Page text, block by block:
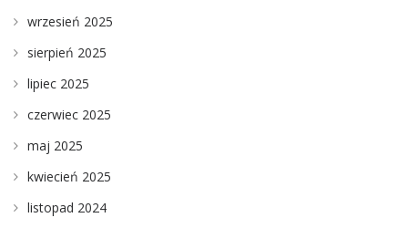
wrzesień 2025
sierpień 2025
lipiec 2025
czerwiec 2025
maj 2025
kwiecień 2025
listopad 2024